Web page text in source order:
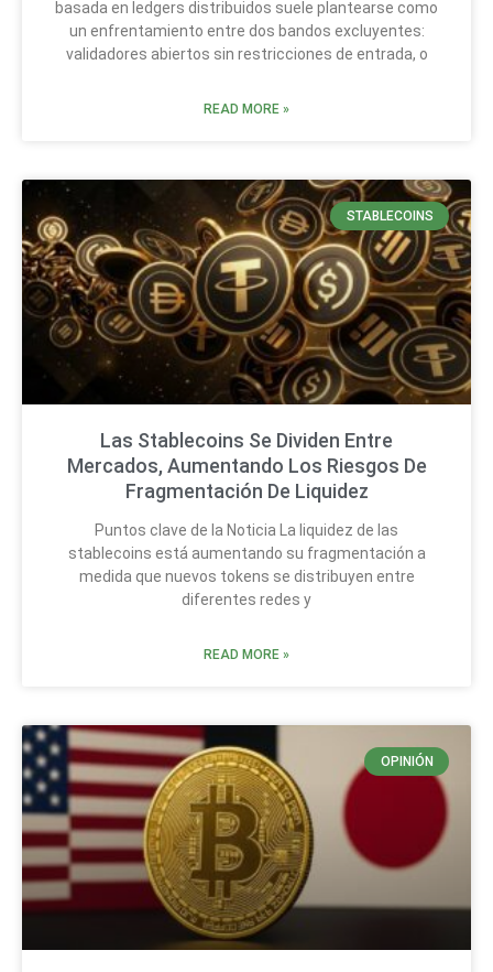
basada en ledgers distribuidos suele plantearse como
un enfrentamiento entre dos bandos excluyentes:
validadores abiertos sin restricciones de entrada, o
READ MORE »
STABLECOINS
Las Stablecoins Se Dividen Entre
Mercados, Aumentando Los Riesgos De
Fragmentación De Liquidez
Puntos clave de la Noticia La liquidez de las
stablecoins está aumentando su fragmentación a
medida que nuevos tokens se distribuyen entre
diferentes redes y
READ MORE »
OPINIÓN